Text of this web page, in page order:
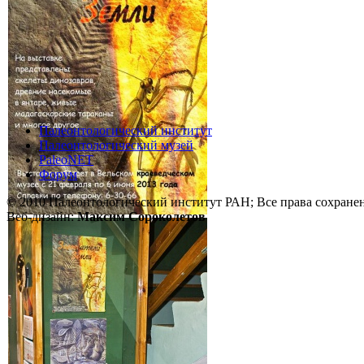
Палеонтологический институт
Палеонтологический музей
PaleoNET
Форум
© 2010 Палеонтологический институт РАН; Все права
Веб-дизайн:Максим Сороколетов